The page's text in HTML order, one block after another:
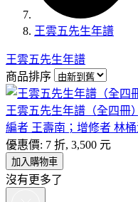
王雲五先生年譜
王雲五先生年譜
商品排序
王雲五先生年譜（全四冊）
編者 王壽南；增修者 林桶
優惠價: 7 折, 3,500 元
加入購物車
沒有更多了